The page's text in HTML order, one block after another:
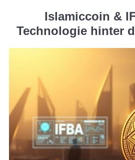
Islamiccoin &
Technologie hinter